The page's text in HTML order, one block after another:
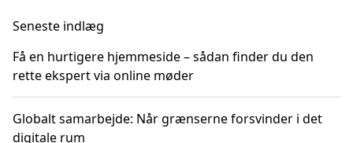
Seneste indlæg
Få en hurtigere hjemmeside – sådan finder du den
rette ekspert via online møder
Globalt samarbejde: Når grænserne forsvinder i det
digitale rum